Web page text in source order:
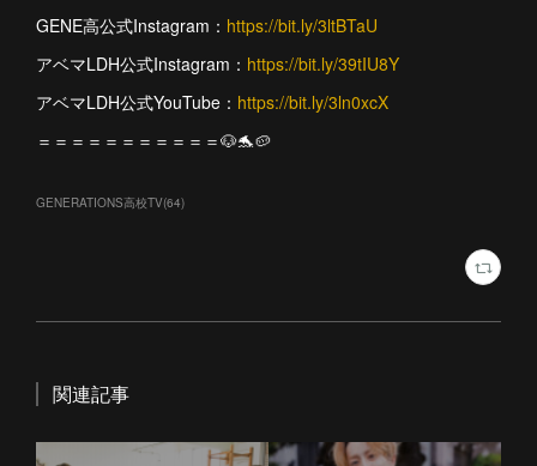
GENE高公式Instagram： https://bit.ly/3ltBTaU
アベマLDH公式Instagram： https://bit.ly/39tIU8Y
アベマLDH公式YouTube： https://bit.ly/3ln0xcX
＝＝＝＝＝＝＝＝＝＝＝🐶🐬🥔
GENERATIONS高校TV(64)
関連記事